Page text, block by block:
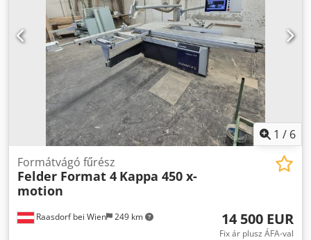
1 / 6
Raasdorf bei Wien 249 km
Formátvágó fűrész
Felder Format 4 Kappa 450 x-
motion
14 500 EUR
Fix ár plusz ÁFA-val